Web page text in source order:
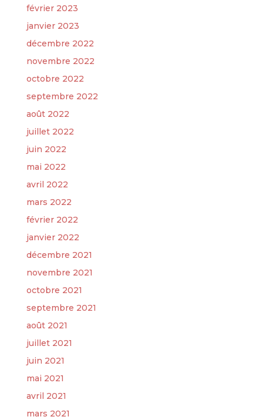
février 2023
janvier 2023
décembre 2022
novembre 2022
octobre 2022
septembre 2022
août 2022
juillet 2022
juin 2022
mai 2022
avril 2022
mars 2022
février 2022
janvier 2022
décembre 2021
novembre 2021
octobre 2021
septembre 2021
août 2021
juillet 2021
juin 2021
mai 2021
avril 2021
mars 2021